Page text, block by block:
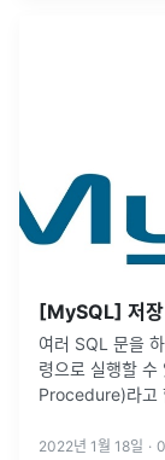
[MySQL] 저
여러 SQL 문을
령으로 실행할
Procedure)라고
2022년 1월 18일 · 0